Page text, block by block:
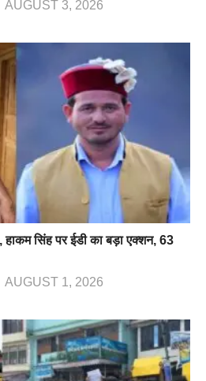
AUGUST 3, 2026
सिंह पर ईडी का बड़ा एक्शन, 63
AUGUST 1, 2026